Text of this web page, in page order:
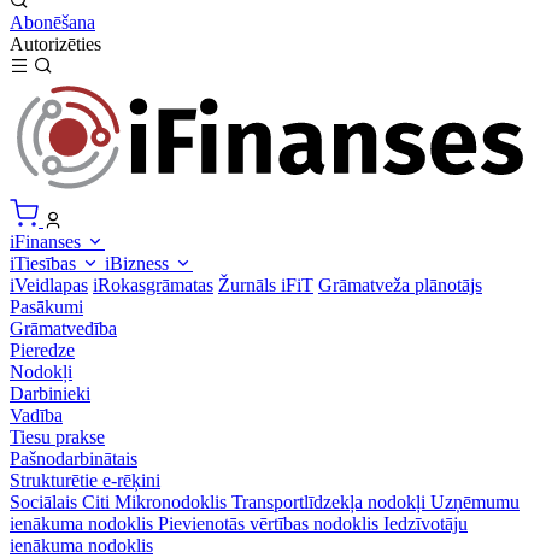
Abonēšana
Autorizēties
iFinanses
iTiesības
iBizness
iVeidlapas iRokasgrāmatas Žurnāls iFiT Grāmatveža plānotājs
Pasākumi
Grāmatvedība
Pieredze
Nodokļi
Darbinieki
Vadība
Tiesu prakse
Pašnodarbinātais
Strukturētie e-rēķini
Sociālais Citi Mikronodoklis Transportlīdzekļa nodokļi Uzņēmumu
ienākuma nodoklis Pievienotās vērtības nodoklis Iedzīvotāju
ienākuma nodoklis